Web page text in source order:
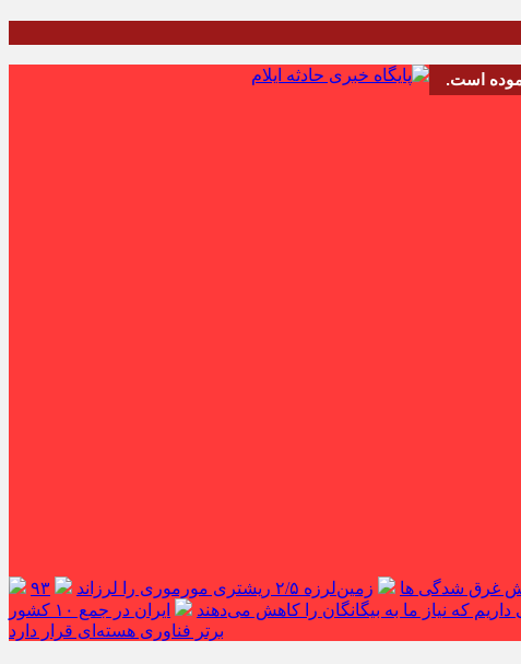
غرق شدگی ها زمین‌لرزه ۲/۵ ریشتری مورموری را لرزاند
۹۳
داریم که نیاز ما به بیگانگان را کاهش می‌دهند
ایران در جمع ۱۰ کشور
برتر فناوری هسته‌ای قرار دارد